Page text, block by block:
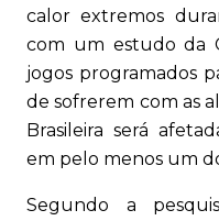
calor extremos
com um estudo da
jogos programados
de sofrerem com as
Brasileira será
em pelo menos um
Segundo a